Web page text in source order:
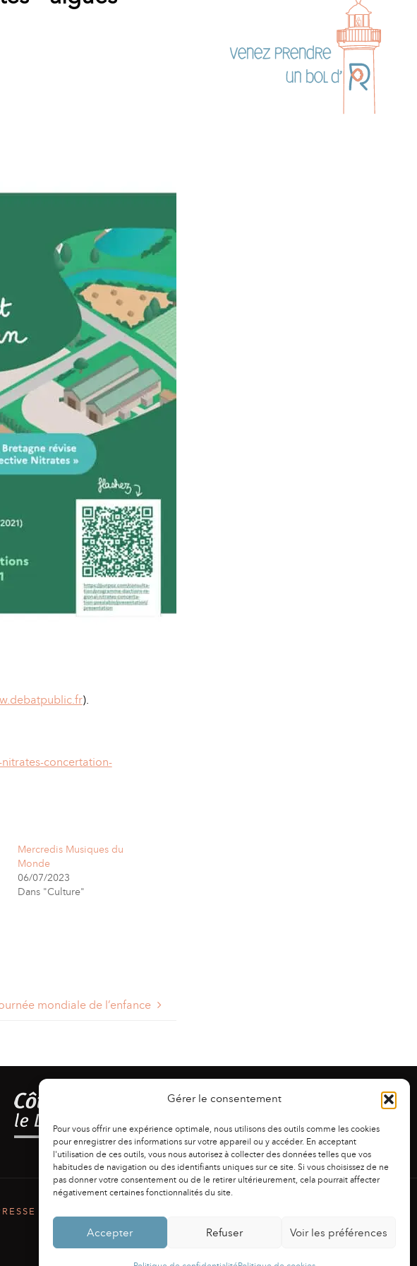
Gérer le consentement
Pour vous offrir une expérience optimale, nous utilisons des outils comme les cookies
pour enregistrer des informations sur votre appareil ou y accéder. En acceptant
l'utilisation de ces outils, vous nous autorisez à collecter des données telles que vos
habitudes de navigation ou des identifiants uniques sur ce site. Si vous choisissez de ne
pas donner votre consentement ou de le retirer ultérieurement, cela pourrait affecter
négativement certaines fonctionnalités du site.
Accepter Refuser Voir les préférences
).
concertation-
Mercredis Musiques du
Monde
06/07/2023
Dans "Culture"
mondiale de l’enfance
Powered by Fluida